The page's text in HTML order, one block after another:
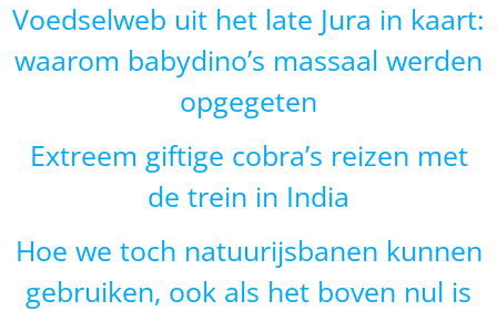
Voedselweb uit het late Jura in kaart:
waarom babydino’s massaal werden
opgegeten
Extreem giftige cobra’s reizen met
de trein in India
Hoe we toch natuurijsbanen kunnen
gebruiken, ook als het boven nul is